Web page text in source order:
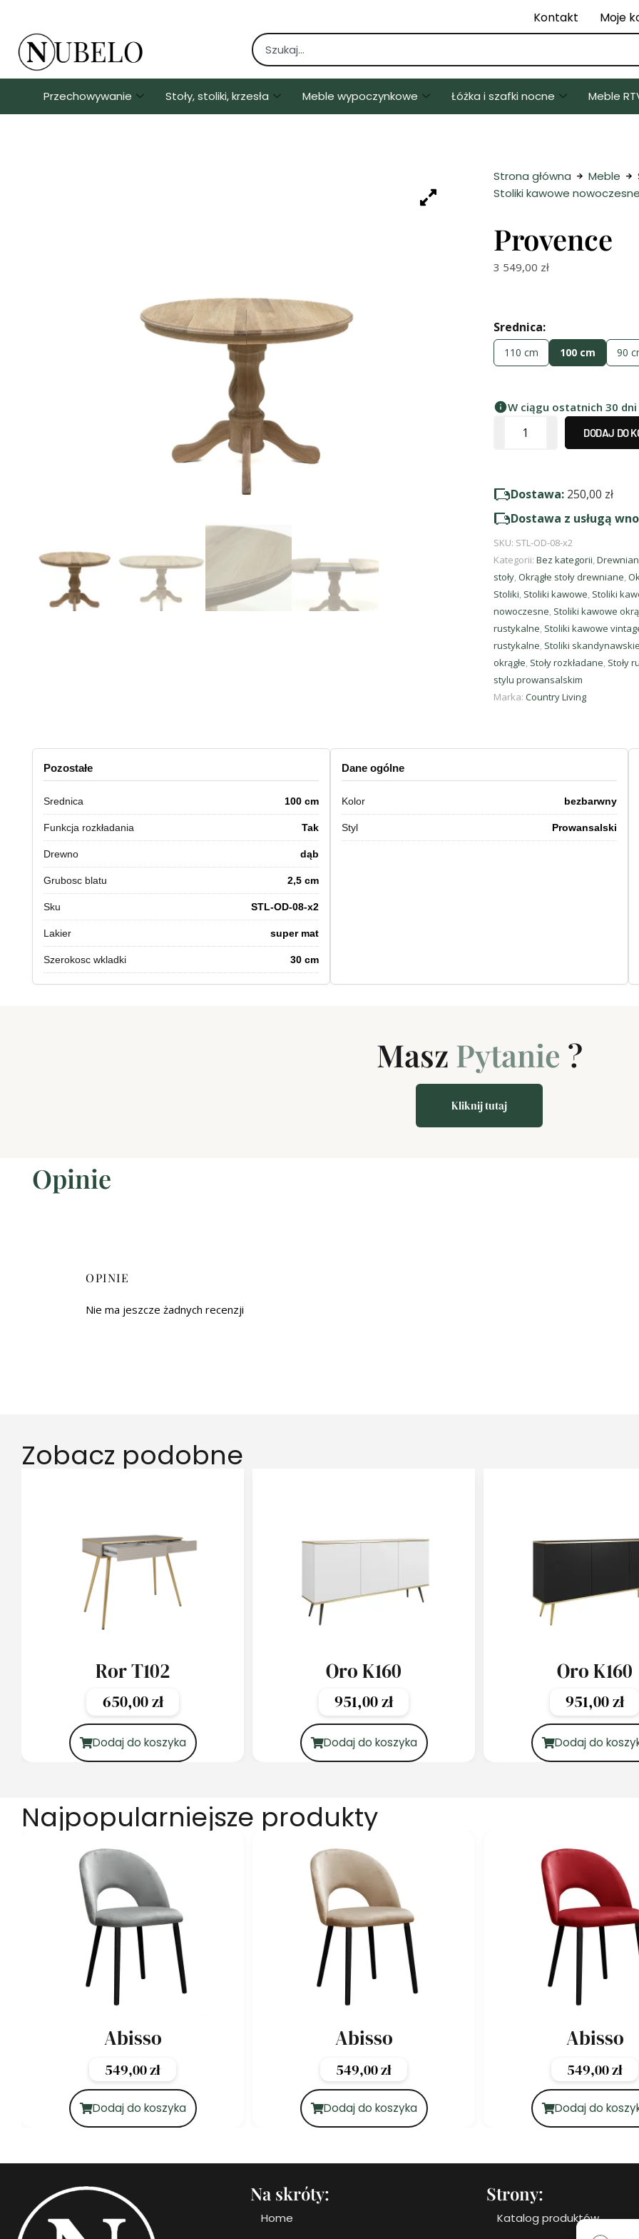
Kontakt Moje
Przechowywanie Stoły, stoliki, krzesła Meble wypoczynkowe Łóżka i szafki nocne Meble
Strona główna Meble
Stoliki kawowe
Provence
3 549,00 zł
Srednica:
110 cm 100 cm 90
W ciągu ostatnich 30
DODAJ DO
Dostawa: 250,00 zł
Dostawa z usługą
SKU: STL-OD-08-x2
Kategorii: Bez kategorii
stoły Okrągłe stoły drewniane
Stoliki Stoliki kawowe Stoliki
nowoczesne Stoliki kawowe
rustykalne Stoliki kawowe
rustykalne Stoliki
okrągłe Stoły rozkładane Stoły
stylu prowansalskim
Marka: Country Living
Pozostałe
Srednica 100 cm
Funkcja rozkładania Tak
Drewno dąb
Grubosc blatu 2,5 cm
Sku STL-OD-08-x2
Lakier super mat
Szerokosc wkladki 30 cm
Dane ogólne
Kolor bezbarwny
Styl Prowansalski
Masz Inny pomysł
Kliknij tutaj
Opinie
OPINIE
Nie ma jeszcze żadnych recenzji
Zobacz podobne
Ror T102
650,00zł
Dodaj do koszyka
Oro K160
951,00zł
Dodaj do koszyka
Oro K160
951,00zł
Dodaj do
Najpopularniejsze produkty
Abisso
549,00zł
Dodaj do koszyka
Abisso
549,00zł
Dodaj do koszyka
Abisso
549,00zł
Dodaj do
Na skróty:
Home
Strony:
Katalog produktów